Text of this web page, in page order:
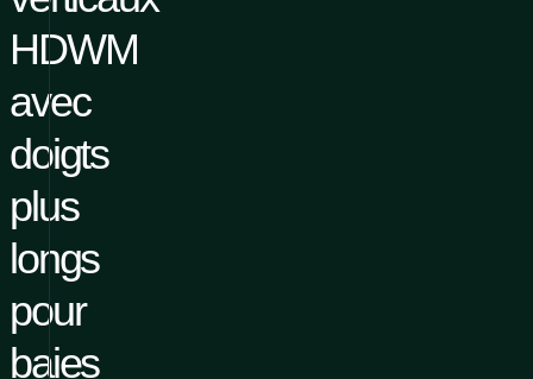
HDWM
avec
doigts
plus
longs
pour
baies